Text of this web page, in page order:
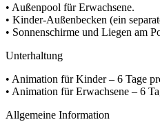
• Außenpool für Erwachsene.
• Kinder-Außenbecken (ein
• Sonnenschirme und Liegen am
Unterhaltung
• Animation für Kinder – 6 Tage
• Animation für Erwachsene – 6
Allgemeine Information